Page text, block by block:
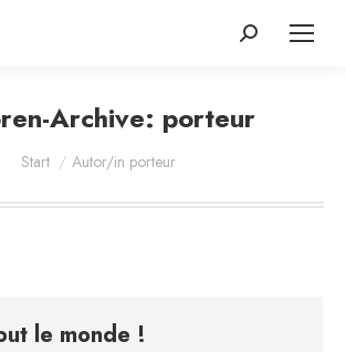
Search:
Archive: porteur
Sie befinden sich hier:
Start Autor/in porteur
le monde !